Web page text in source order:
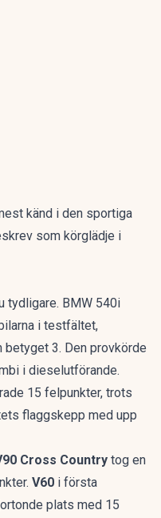
känd i den sportiga
som körglädje i
tydligare. BMW 540i
i testfältet,
3. Den provkörde
i dieselutförande.
15 felpunkter, trots
flaggskepp med upp
Cross Country tog en
V60 i första
plats med 15